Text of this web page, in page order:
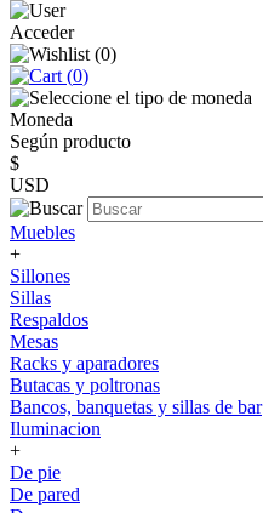
Acceder
(0)
(0)
Moneda
Según producto
$
USD
Muebles
+
Sillones
Sillas
Respaldos
Mesas
Racks y aparadores
Butacas y poltronas
Bancos, banquetas y sillas de bar
Iluminacion
+
De pie
De pared